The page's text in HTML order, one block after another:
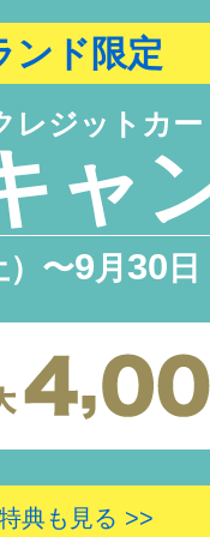
ンド限定
レジットカー
ャ
）〜9月 30 日
典も見る >>